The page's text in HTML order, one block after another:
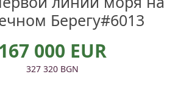
Берегу#6013
167 000 EUR
327 320 BGN